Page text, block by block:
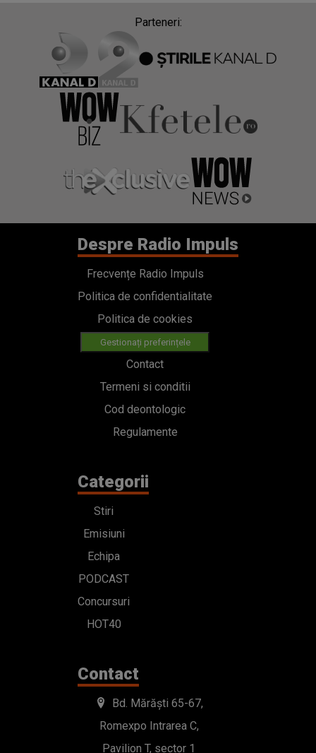
Parteneri:
Despre Radio Impuls
Frecvențe Radio Impuls
Politica de confidentialitate
Politica de cookies
Gestionați preferințele
Contact
Termeni si conditii
Cod deontologic
Regulamente
Categorii
Stiri
Emisiuni
Echipa
PODCAST
Concursuri
HOT40
Contact
Bd. Mărăști 65-67,
Romexpo Intrarea C,
Pavilion T, sector 1